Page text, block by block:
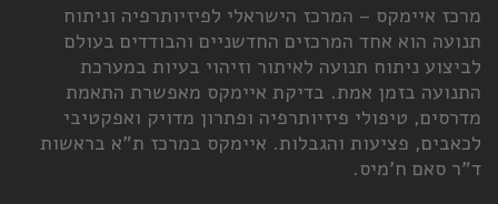
איימקס – המרכז הישראלי לפיזיותרפיה וניתוח
הוא אחד המרכזים החדשניים והבודדים בעולם
ניתוח תנועה לאיתור וזיהוי בעיות במערכת
בזמן אמת. בדיקת איימקס מאפשרת התאמת
טיפולי פיזיותרפיה ופתרון מדויק ואפקטיבי
פציעות והגבלות. איימקס במרכז ת"א בראשות
סאם ח'מיס.